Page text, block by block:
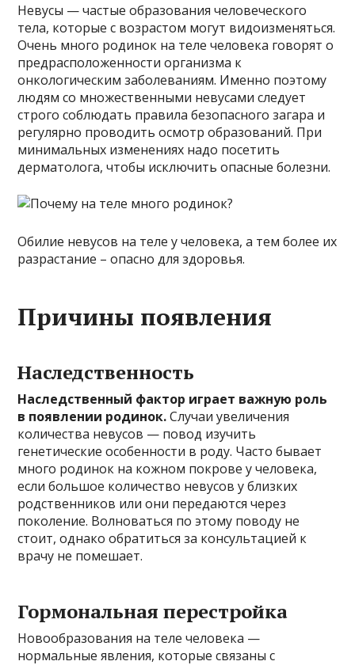
Невусы — частые образования человеческого
тела, которые с возрастом могут видоизменяться.
Очень много родинок на теле человека говорят о
предрасположенности организма к
онкологическим заболеваниям. Именно поэтому
людям со множественными невусами следует
строго соблюдать правила безопасного загара и
регулярно проводить осмотр образований. При
минимальных изменениях надо посетить
дерматолога, чтобы исключить опасные болезни.
Обилие невусов на теле у человека, а тем более их
разрастание – опасно для здоровья.
Причины появления
Наследственность
Наследственный фактор играет важную роль
в появлении родинок.Случаи увеличения
количества невусов — повод изучить
генетические особенности в роду. Часто бывает
много родинок на кожном покрове у человека,
если большое количество невусов у близких
родственников или они передаются через
поколение. Волноваться по этому поводу не
стоит, однако обратиться за консультацией к
врачу не помешает.
Гормональная перестройка
Новообразования на теле человека —
нормальные явления, которые связаны с